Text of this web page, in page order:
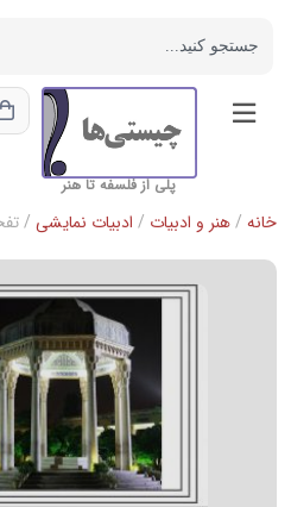
پلی از فلسفه تا هنر
خانه /هنر و ادبیات / ادبیات نمایشی /